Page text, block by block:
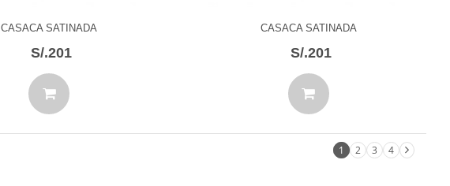
CASACA SATINADA
S/.201
CASACA SATINADA
S/.201
1 2 3 4